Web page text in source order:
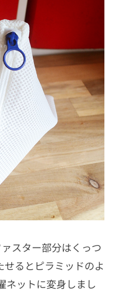
スター部分はくっつ
せるとピラミッドのよ
ネットに変身しまし